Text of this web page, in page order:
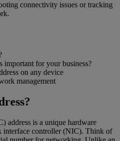
connectivity issues or tracking
important for your business?
on any device
management
address is a unique hardware
interface controller (NIC). Think of